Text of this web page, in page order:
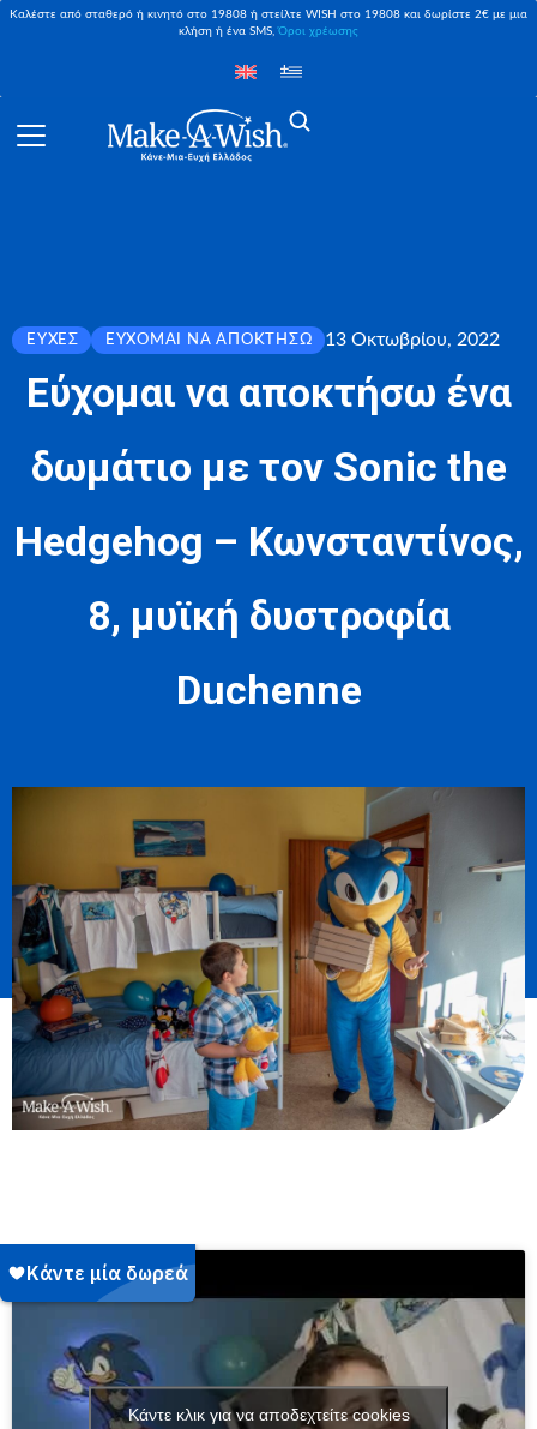
Καλέστε από σταθερό ή κινητό στο 19808 ή στείλτε WISH στο 19808 και δωρίστε 2€ με μια
κλήση ή ένα SMS,Όροι χρέωσης
ΕΥΧΈΣ ΕΎΧΟΜΑΙ ΝΑ ΑΠΟΚΤΉΣΩ 13 Οκτωβρίου, 2022
Εύχομαι να αποκτήσω ένα
δωμάτιο με τον Sonic the
Hedgehog – Κωνσταντίνος,
8, μυϊκή δυστροφία
Duchenne
Κάντε κλικ για να αποδεχτείτε cookies